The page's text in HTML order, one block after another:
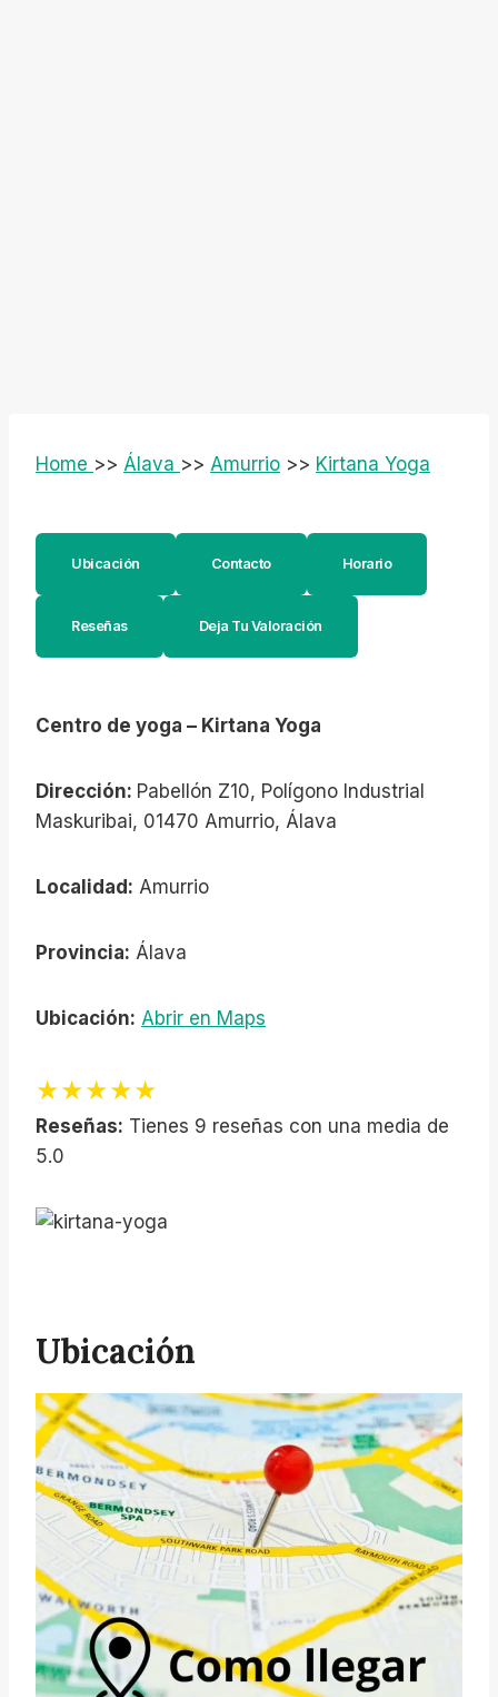
Home >> Álava >> Amurrio >> Kirtana Yoga
Ubicación Contacto Horario
Reseñas Deja Tu Valoración
Centro de yoga – Kirtana Yoga
Dirección: Pabellón Z10, Polígono Industrial
Maskuribai, 01470 Amurrio, Álava
Localidad: Amurrio
Provincia: Álava
Ubicación: Abrir en Maps
★★★★★
Reseñas: Tienes 9 reseñas con una media de
5.0
Ubicación